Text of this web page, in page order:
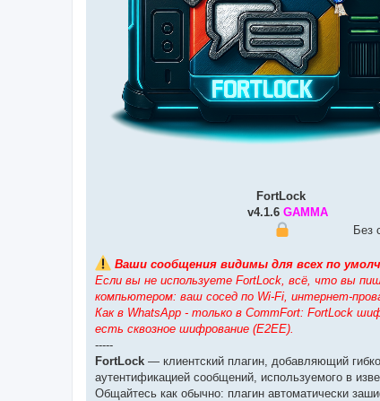
FortLock
v4.1.6 GAMMA
⠀⠀⠀⠀⠀⠀⠀Без
Ваши сообщения видимы для всех по
Если вы не используете FortLock, всё, что вы
компьютером: ваш сосед по Wi-Fi, интернет-
Как в WhatsApp - только в CommFort: FortLock
есть сквозное шифрование (E2EE).
-----
FortLock — клиентский плагин, добавляющий
аутентификацией сообщений, используемого в
Общайтесь как обычно: плагин автоматически